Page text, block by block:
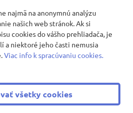
viac
2 | Všetky práva vyhradené
údajov |
Cookies nastavenie
najmä na anonymnú analýzu
našich web stránok. Ak si
cookies do vášho prehliadača, je
a niektoré jeho časti nemusia
Viac info k spracúvaniu cookies.
všetky cookies